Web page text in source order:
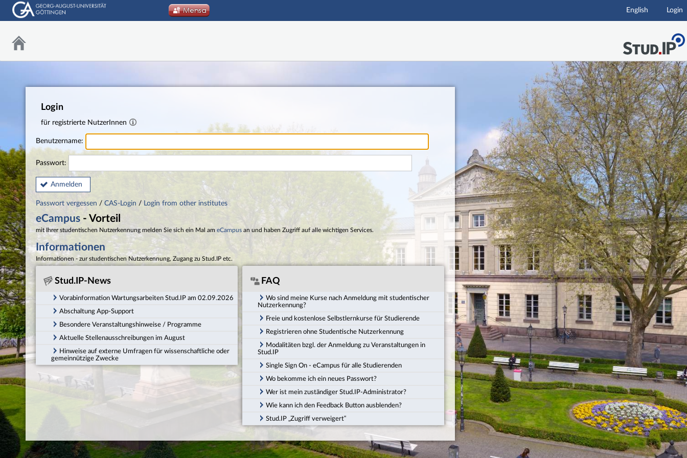
Hauptnavigation
English Login
Login
für registrierte NutzerInnen
Benutzername:
Passwort:
Anmelden
Passwort vergessen / CAS-Login / Login from other institutes
eCampus - Vorteil
mit Ihrer studentischen Nutzerkennung melden Sie sich ein Mal am eCampus an und haben Zugriff auf alle wichtigen Services.
Informationen
Informationen - zur studentischen Nutzerkennung, Zugang zu Stud.IP etc.
Stud.IP-News
Vorabinformation Wartungsarbeiten Stud.IP am 02.09.2026
Abschaltung App-Support
Besondere Veranstaltungshinweise / Programme
Aktuelle Stellenausschreibungen im August
Hinweise auf externe Umfragen für wissenschaftliche oder
gemeinnützige Zwecke
FAQ
Wo sind meine Kurse nach Anmeldung mit studentischer
Nutzerkennung?
Freie und kostenlose Selbstlernkurse für Studierende
Registrieren ohne Studentische Nutzerkennung
Modalitäten bzgl. der Anmeldung zu Veranstaltungen in
Stud.IP
Single Sign On - eCampus für alle Studierenden
Wo bekomme ich ein neues Passwort?
Wer ist mein zuständiger Stud.IP-Administrator?
Wie kann ich den Feedback Button ausblenden?
Stud.IP „Zugriff verweigert“